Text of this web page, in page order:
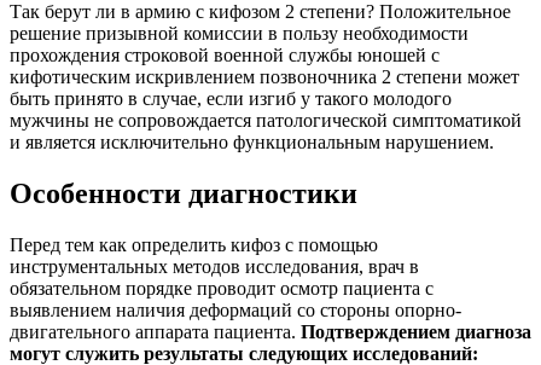
Так берут ли в армию с кифозом 2 степени? Положительное
решение призывной комиссии в пользу необходимости
прохождения строковой военной службы юношей с
кифотическим искривлением позвоночника 2 степени может
быть принято в случае, если изгиб у такого молодого
мужчины не сопровождается патологической симптоматикой
и является исключительно функциональным нарушением.
Особенности диагностики
Перед тем как определить кифоз с помощью
инструментальных методов исследования, врач в
обязательном порядке проводит осмотр пациента с
выявлением наличия деформаций со стороны опорно-
двигательного аппарата пациента. Подтверждением диагноза
могут служить результаты следующих исследований: